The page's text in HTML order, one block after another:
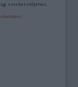
szerkesztőjéhez.